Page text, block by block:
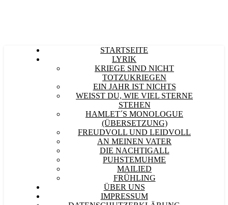
STARTSEITE
LYRIK
KRIEGE SIND NICHT
TOTZUKRIEGEN
EIN JAHR IST NICHTS
WEISST DU, WIE VIEL STERNE S
TEHEN
HAMLET´S MONOLOGUE
(ÜBERSETZUNG)
FREUDVOLL UND LEIDVOLL
AN MEINEN VATER
DIE NACHTIGALL
PUHSTEMUHME
MAILIED
FRÜHLING
ÜBER UNS
IMPRESSUM